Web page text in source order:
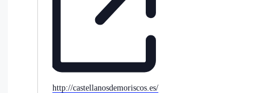
Website
http://castellanosdemoriscos.es/